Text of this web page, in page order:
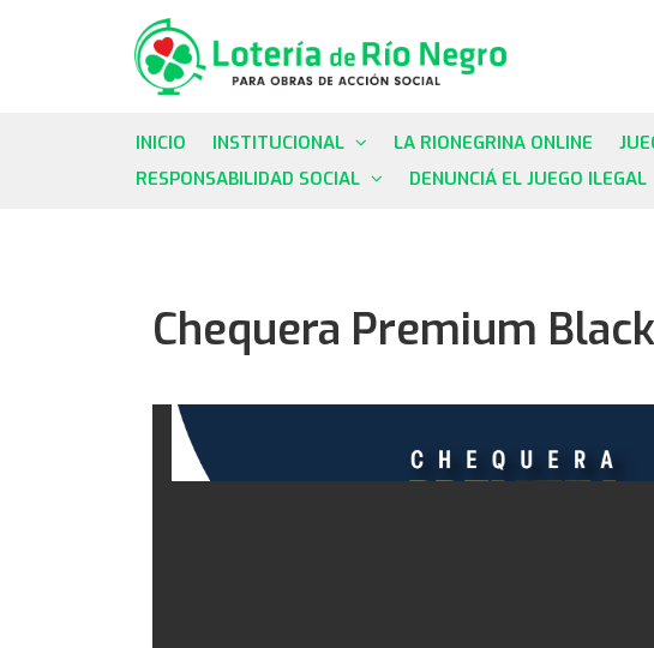
INICIO INSTITUCIONAL LA RIONEGRINA ONLINE
RESPONSABILIDAD SOCIAL
DENUNCIÁ EL JUEGO ILEGAL
Chequera Premium Black